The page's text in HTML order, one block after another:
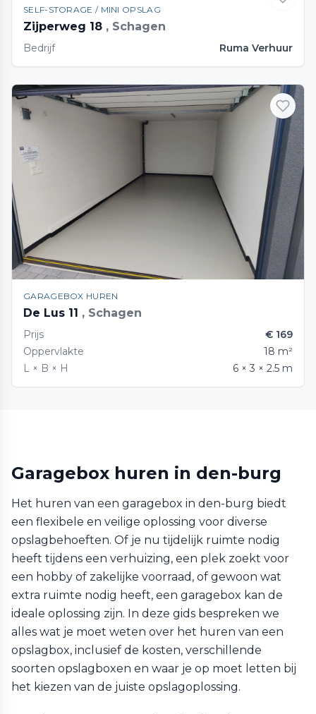
SELF-STORAGE / MINI OPSLAG
Zijperweg 18 , Schagen
Bedrijf Ruma Verhuur
GARAGEBOX HUREN
De Lus 11 , Schagen
Prijs
€ 169
Oppervlakte
18 m²
L × B × H
6 × 3 × 2.5 m
Garagebox huren in den-burg
Het huren van een garagebox in den-burg biedt
een flexibele en veilige oplossing voor diverse
opslagbehoeften. Of je nu tijdelijk ruimte nodig
heeft tijdens een verhuizing, een plek zoekt voor
een hobby of zakelijke voorraad, of gewoon wat
extra ruimte nodig heeft, een garagebox kan de
ideale oplossing zijn. In deze gids bespreken we
alles wat je moet weten over het huren van een
opslagbox, inclusief de kosten, verschillende
soorten opslagboxen en waar je op moet letten bij
het kiezen van de juiste opslagoplossing.